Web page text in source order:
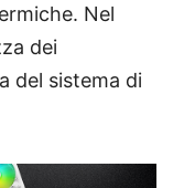
Nel
dei
del sistema di